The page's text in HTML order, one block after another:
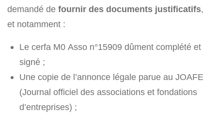
demandé de fournir des documents justificatifs,
et notamment :
Le cerfa M0 Asso n°15909 dûment complété et
signé ;
Une copie de l’annonce légale parue au JOAFE
(Journal officiel des associations et fondations
d’entreprises) ;